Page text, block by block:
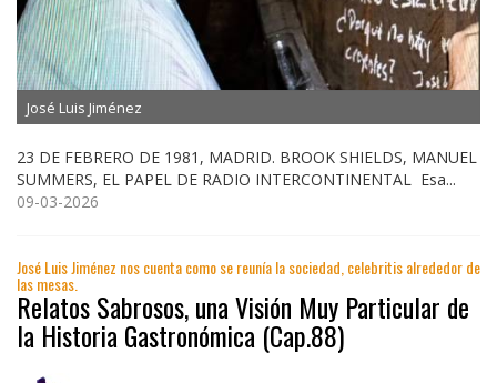
José Luis Jiménez
23 DE FEBRERO DE 1981, MADRID. BROOK SHIELDS, MANUEL
SUMMERS, EL PAPEL DE RADIO INTERCONTINENTAL Esa...
09-03-2026
José Luis Jiménez nos cuenta como se reunía la sociedad, celebritis alrededor de
las mesas.
Relatos Sabrosos, una Visión Muy Particular de
la Historia Gastronómica (Cap.88)